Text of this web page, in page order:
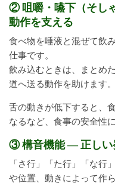
② 咀嚼・嚥下（そし
動作を支える
食べ物を唾液と混ぜて飲
仕事です。
飲み込むときは、まとめ
道へ送る動作を助けます。
舌の動きが低下すると、
なるなど、食事の安全性
③ 構音機能 ― 正しい
「さ行」「た行」「な行
や位置、動きによって作